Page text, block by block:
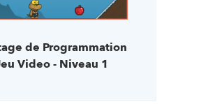
de Programmation
Video - Niveau 1